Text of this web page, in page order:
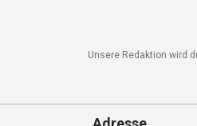
Unsere Redaktion wird